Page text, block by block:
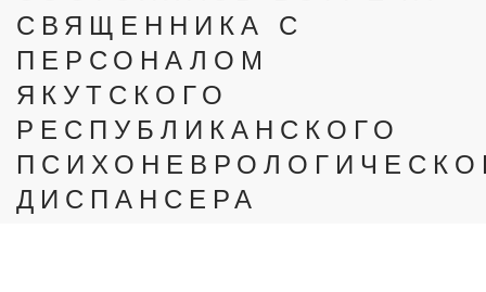
НОВОСТИ
ПРОЕКТЫ
ДОКУМЕНТЫ
ПОЖЕРТВОВАТЬ
СВЯЩЕННИКА С
ПЕРСОНАЛОМ
ЯКУТСКОГО
РЕСПУБЛИКАНСКОГО
ДИСПАНСЕРА